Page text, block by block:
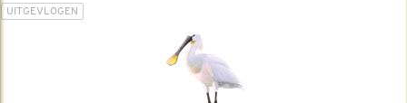
UITGEVLOGEN